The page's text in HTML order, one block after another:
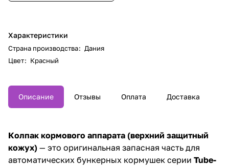
Характеристики
Страна производства: Дания
Цвет: Красный
Описание Отзывы Оплата Доставка
Колпак кормового аппарата (верхний защитный
кожух) — это оригинальная запасная часть для
автоматических бункерных кормушек серии Tube-